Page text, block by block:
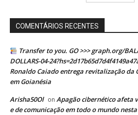
COMENTÁRIOS RECENTES
Transfer to you. GO >>> graph.org/
DOLLARS-04-
Ronaldo Caiado entrega revitalização da
em Goianésia
Arisha50Ol on Apagão cibernético afeta
e de comunicação em todo o mundo